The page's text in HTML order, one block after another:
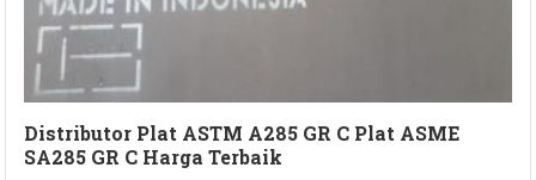
Distributor Plat ASTM A285 GR C Plat ASME
SA285 GR C Harga Terbaik